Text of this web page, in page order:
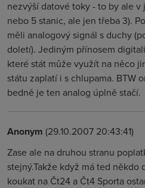
nezvýší datové toky - to by ale
nebo 5 stanic, ale jen třeba 3).
měli analogový signál s duchy
doletí). Jediným přínosem
které stát může využít na něco
státu zaplatí i s chlupama. BTW
bedně je ten analog úplně stačí.
Anonym (29.10.2007 20:43:41)
Zase ale na druhou stranu
stejný.Takže když má ted
koukat na Čt24 a Čt4 Sporta